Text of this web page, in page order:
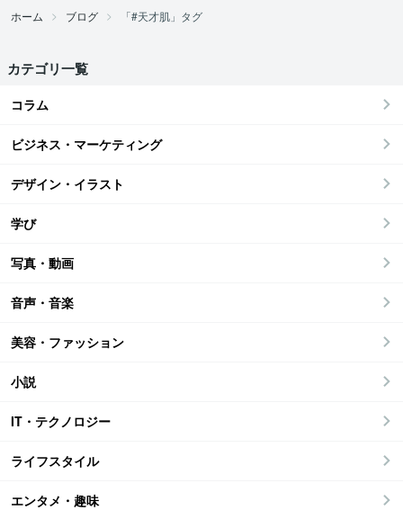
ホーム ブログ 「#天才肌」タグ
カテゴリ一覧
コラム
ビジネス・マーケティング
デザイン・イラスト
学び
写真・動画
音声・音楽
美容・ファッション
小説
IT・テクノロジー
ライフスタイル
エンタメ・趣味